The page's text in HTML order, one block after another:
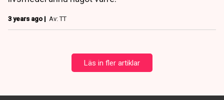
3 years ago | Av: TT
Läs in fler artiklar